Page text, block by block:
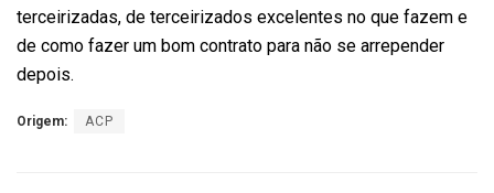
terceirizadas, de terceirizados excelentes no que fazem e
de como fazer um bom contrato para não se arrepender
depois.
Origem: ACP